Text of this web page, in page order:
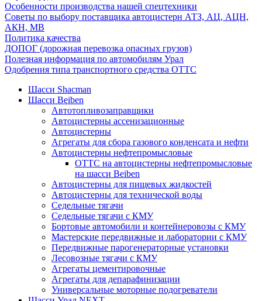
Особенности производства нашей спецтехники
Советы по выбору поставщика автоцистерн АТЗ, АЦ, АЦН,
АКН, МВ
Политика качества
ДОПОГ (дорожная перевозка опасных грузов)
Полезная информация по автомобилям Урал
Одобрения типа транспортного средства ОТТС
Шасси Shacman
Шасси Beiben
Автотопливозаправщики
Автоцистерны ассенизационные
Автоцистерны
Агрегаты для сбора газового конденсата и нефти
Автоцистерны нефтепромысловые
ОТТС на автоцистерны нефтепромысловые
на шасси Beiben
Автоцистерны для пищевых жидкостей
Автоцистерны для технической воды
Седельные тягачи
Седельные тягачи с КМУ
Бортовые автомобили и контейнеровозы с КМУ
Мастерские передвижные и лаборатории с КМУ
Передвижные парогенераторные установки
Лесовозные тягачи с КМУ
Агрегаты цементировочные
Агрегаты для депарафинизации
Универсальные моторные подогреватели